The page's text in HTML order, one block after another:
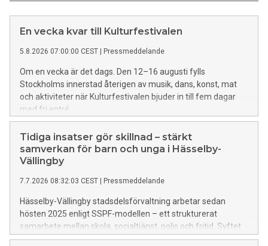
En vecka kvar till Kulturfestivalen
5.8.2026 07:00:00 CEST Pressmeddelande
Om en vecka är det dags. Den 12–16 augusti fylls
Stockholms innerstad återigen av musik, dans, konst, mat
och aktiviteter när Kulturfestivalen bjuder in till fem dagar
med fri entré.
Tidiga insatser gör skillnad – stärkt
samverkan för barn och unga i Hässelby-
Vällingby
7.7.2026 08:32:03 CEST Pressmeddelande
Hässelby-Vällingby stadsdelsförvaltning arbetar sedan
hösten 2025 enligt SSPF-modellen – ett strukturerat
samarbete mellan skola, socialtjänst, polis och fritid. Syftet
är att förebygga brott och ge tidigt stöd till barn och unga